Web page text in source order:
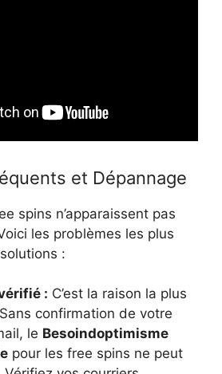
et Dépannage
spins n’apparaissent pas
les problèmes les plus
:
: C’est la raison la plus
confirmation de votre
le Besoindoptimisme
pour les free spins ne peut